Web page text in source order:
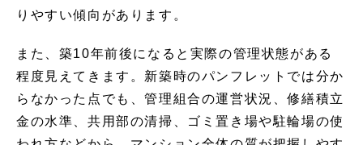
りやすい傾向があります。
また、築10年前後になると実際の管理状態がある
程度見えてきます。新築時のパンフレットでは分か
らなかった点でも、管理組合の運営状況、修繕積立
金の水準、共用部の清掃、ゴミ置き場や駐輪場の使